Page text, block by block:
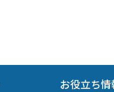
お役立ち情